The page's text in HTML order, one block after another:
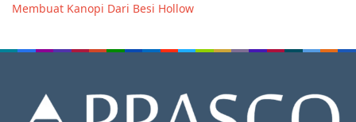
Membuat Kanopi Dari Besi Hollow